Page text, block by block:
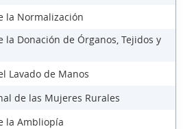
la Normalización
la Donación de Órganos, Tejidos y
Lavado de Manos
de las Mujeres Rurales
la Ambliopía